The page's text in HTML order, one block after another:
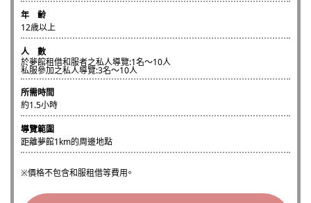
年 齢
12歳以上
人 數
於夢館租借和服者之私人導覽:1名～10人
私服參加之私人導覽:3名～10人
所需時間
約1.5小時
導覽範圍
距離夢館1km的周邊地點
價格不包含和服租借等費用。